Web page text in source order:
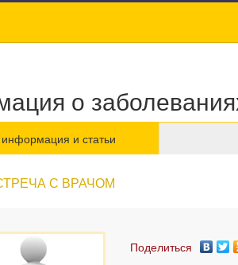
о
и статьи
С ВРАЧОМ
Поделиться